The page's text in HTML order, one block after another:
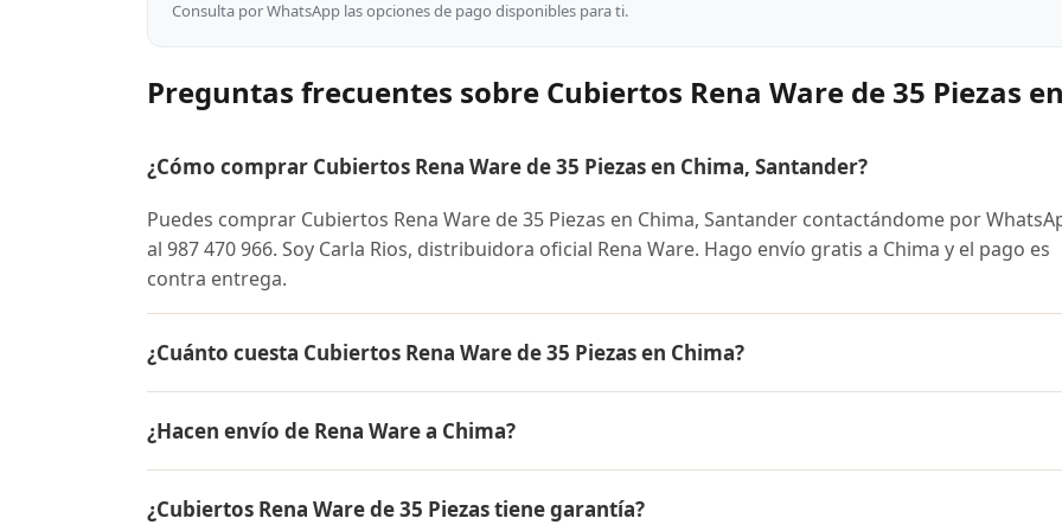
Consulta por WhatsApp las opciones de pago disponibles para ti.
Preguntas frecuentes sobre Cubiertos Rena Ware de 35 Piezas
¿Cómo comprar Cubiertos Rena Ware de 35 Piezas en Chima, Santander?
Puedes comprar Cubiertos Rena Ware de 35 Piezas en Chima, Santander contactándome por
al 987 470 966. Soy Carla Rios, distribuidora oficial Rena Ware. Hago envío gratis a Chima y el pago es
contra entrega.
¿Cuánto cuesta Cubiertos Rena Ware de 35 Piezas en Chima?
para conocer el precio actual, promociones disponibles y facilidades de pago en cuotas desde el 10%
inicial.
¿Hacen envío de Rena Ware a Chima?
pago es contra entrega.
¿Cubiertos Rena Ware de 35 Piezas tiene garantía?